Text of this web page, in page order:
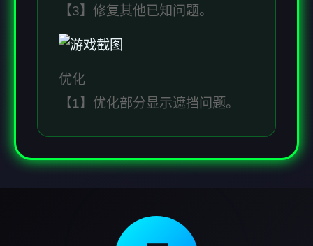
【3】修复其他已知问题。
优化
【1】优化部分显示遮挡问题。